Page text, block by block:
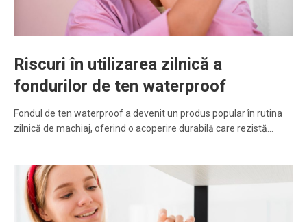
Riscuri în utilizarea zilnică a
fondurilor de ten waterproof
Fondul de ten waterproof a devenit un produs popular în rutina
zilnică de machiaj, oferind o acoperire durabilă care rezistă…